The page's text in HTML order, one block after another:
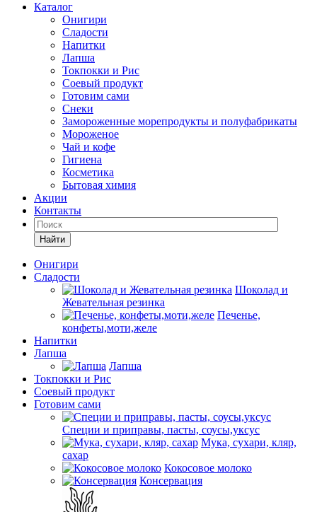
Каталог
Онигири
Сладости
Напитки
Лапша
Токпокки и Рис
Соевый продукт
Готовим сами
Снеки
Замороженные морепродукты и полуфабрикаты
Мороженое
Чай и кофе
Гигиена
Косметика
Бытовая химия
Акции
Контакты
Найти
Онигири
Сладости
Шоколад и
Жевательная резинка
Печенье,
конфеты,моти,желе
Напитки
Лапша
Лапша
Токпокки и Рис
Соевый продукт
Готовим сами
Специи и приправы, пасты, соусы,уксус
Мука, сухари, кляр,
сахар
Кокосовое молоко
Консервация